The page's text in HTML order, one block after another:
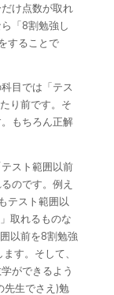
け点数が取れ
「8割勉強し
することで
目では「テス
り前です。そ
もちろん正解
スト範囲以前
のです。例え
テスト範囲以
取れるものな
以前を8割勉強
す。そして、
ができるよう
先生でさえ)勉